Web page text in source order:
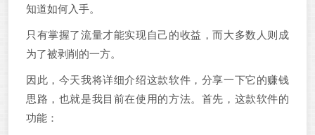
知道如何入手。
只有掌握了流量才能实现自己的收益，而大多数人则成
为了被剥削的一方。
因此，今天我将详细介绍这款软件，分享一下它的赚钱
思路，也就是我目前在使用的方法。首先，这款软件的
功能：